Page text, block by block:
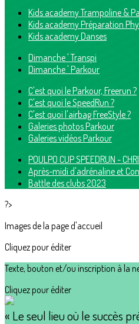
Kids academy Trampoline &
Kids academy Préparation
Kids academy Danses
Dimanche ' Transpi
Dimanche ' Parkour
C'est quoi le Parkour, Freerun ?
C'est quoi le SpeedRun ?
C'est quoi l'airbag FreeStyle ?
Galeries photos Parkour
Galeries vidéos Parkour
POULPO CUP SPEEDRUN -
Après-midi d'adrénaline et
Battle des clubs 2023
?>
Images de la page d'accueil
Cliquez pour éditer
Texte, bouton et/ou inscription à la
Cliquez pour éditer
« Le seul lieu où le succès